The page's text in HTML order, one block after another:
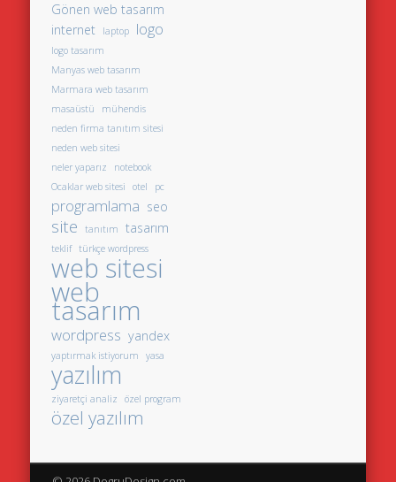
Gönen web tasarım
internet
laptop logo
logo tasarım
Manyas web tasarım
Marmara web tasarım
masaüstü
mühendis
neden firma tanıtım sitesi
neden web sitesi
neler yaparız
notebook
Ocaklar web sitesi
otel pc
programlama seo
site tanıtım tasarım
teklif türkçe wordpress
web sitesi
web
tasarım
wordpress yandex
yaptırmak istiyorum yasa
yazılım
ziyaretçi analiz özel program
özel yazılım